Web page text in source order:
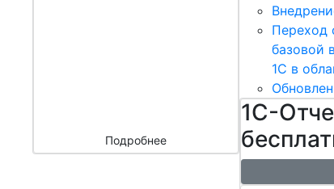
Подробнее
Переход
базовой
1С в
1С-